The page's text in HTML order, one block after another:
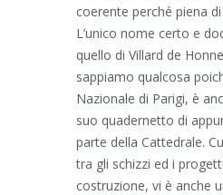
coerente perché piena
L’unico nome certo e
quello di Villard de
sappiamo qualcosa
Nazionale di Parigi, è
suo quadernetto di
parte della Cattedrale.
tra gli schizzi ed i
costruzione, vi è anche